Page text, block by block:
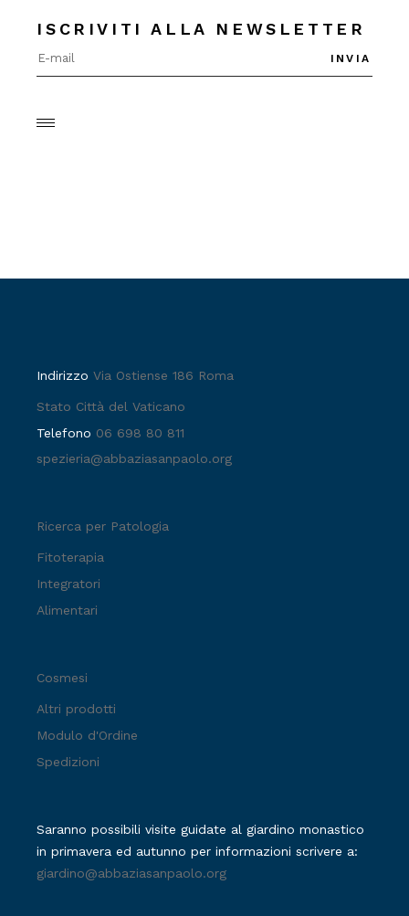
ISCRIVITI ALLA NEWSLETTER
INVIA
IndirizzoVia Ostiense 186 Roma
Stato Città del Vaticano
Telefono 06 698 80 811
spezieria@abbaziasanpaolo.org
Ricerca per Patologia
Fitoterapia
Integratori
Alimentari
Cosmesi
Altri prodotti
Modulo d'Ordine
Spedizioni
Saranno possibili visite guidate al giardino monastico
in primavera ed autunno per informazioni scrivere a:
giardino@abbaziasanpaolo.org